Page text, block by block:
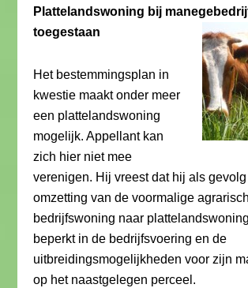
Plattelandswoning bij
toegestaan
Het bestemmingsplan in
kwestie maakt onder meer
een plattelandswoning
mogelijk. Appellant kan
zich hier niet mee
verenigen. Hij vreest dat hij als
omzetting van de voormalige
bedrijfswoning naar
beperkt in de bedrijfsvoering en de
uitbreidingsmogelijkheden voor zijn
op het naastgelegen perceel.